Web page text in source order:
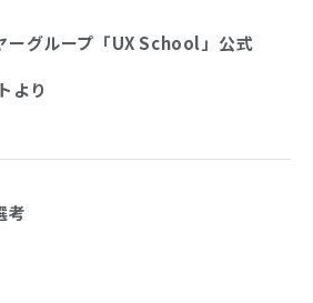
ーグループ「UX School」公式
より
考